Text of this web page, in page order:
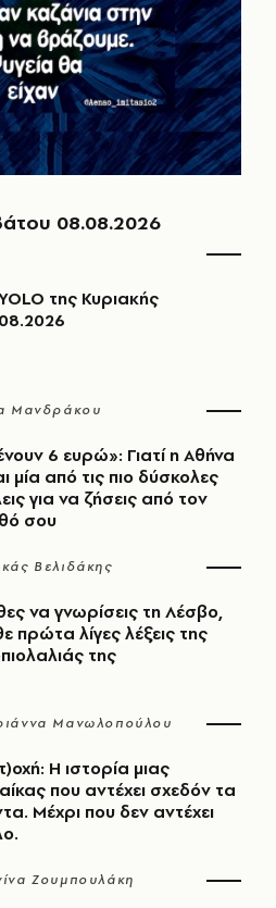
08.08.2026
της Κυριακής
Μανδράκου
6 ευρώ»: Γιατί η Αθήνα
μία από τις πιο δύσκολες
για να ζήσεις από τον
σου
Βελιδάκης
να γνωρίσεις τη Λέσβο,
πρώτα λίγες λέξεις της
της
Μανωλοπούλου
Η ιστορία μιας
που αντέχει σχεδόν τα
Μέχρι που δεν αντέχει
Ζουμπουλάκη